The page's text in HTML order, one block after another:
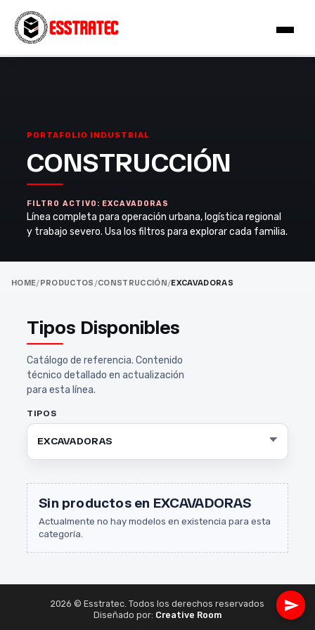
PORTAFOLIO INDUSTRIAL
CONSTRUCCIÓN
FILTRO ACTIVO: EXCAVADORAS
Línea completa para operación urbana, logística regional
y trabajo severo. Usa los filtros para explorar cada familia.
HOME/PRODUCTOS /CONSTRUCCIÓN/EXCAVADORAS
Tipos Disponibles
Catálogo de referencia. Contenido
técnico detallado en actualización
para esta línea.
TIPOS
Sin productos en EXCAVADORAS
Actualmente no hay modelos en existencia para esta
categoría.
2026 © Esstratec. Todos los derechos reservados
Diseñado por: Creative Room